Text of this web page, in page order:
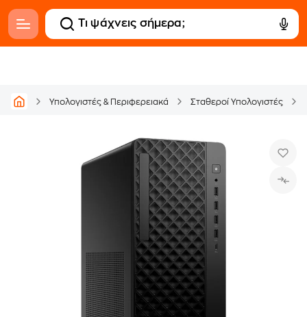
Υπολογιστές & Περιφερειακά Σταθεροί Υπολογιστές